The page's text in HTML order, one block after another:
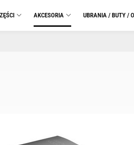
AKCESORIA UBRANIA / BUTY /